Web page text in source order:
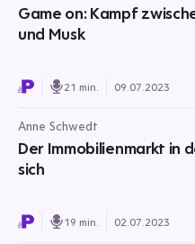
Game on: Kampf
und Musk
21 min. 09.07.2023
Anne Schwedt
Der Immobilienmarkt in
sich
19 min. 02.07.2023